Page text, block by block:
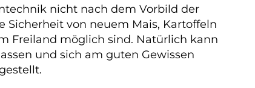
nicht nach dem Vorbild der
von neuem Mais, Kartoffeln
Freiland möglich sind. Natürlich kann
und sich am guten Gewissen